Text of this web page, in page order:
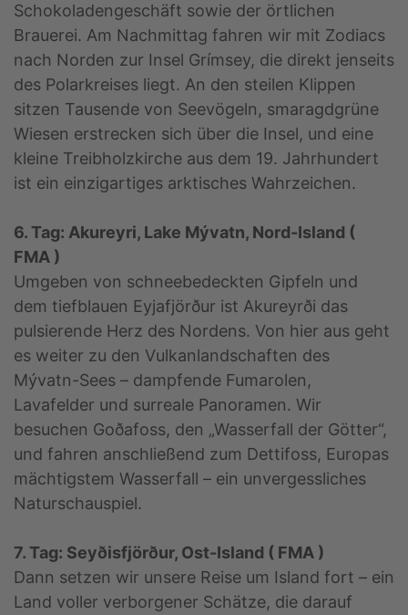
Schokoladengeschäft sowie der örtlichen
Brauerei. Am Nachmittag fahren wir mit Zodiacs
nach Norden zur Insel Grímsey, die direkt jenseits
des Polarkreises liegt. An den steilen Klippen
sitzen Tausende von Seevögeln, smaragdgrüne
Wiesen erstrecken sich über die Insel, und eine
kleine Treibholzkirche aus dem 19. Jahrhundert
ist ein einzigartiges arktisches Wahrzeichen.
6. Tag: Akureyri, Lake Mývatn, Nord-Island (
FMA )
Umgeben von schneebedeckten Gipfeln und
dem tiefblauen Eyjafjörður ist Akureyrði das
pulsierende Herz des Nordens. Von hier aus geht
es weiter zu den Vulkanlandschaften des
Mývatn-Sees – dampfende Fumarolen,
Lavafelder und surreale Panoramen. Wir
besuchen Goðafoss, den „Wasserfall der Götter“,
und fahren anschließend zum Dettifoss, Europas
mächtigstem Wasserfall – ein unvergessliches
Naturschauspiel.
7. Tag: Seyðisfjörður, Ost-Island ( FMA )
Dann setzen wir unsere Reise um Island fort – ein
Land voller verborgener Schätze, die darauf